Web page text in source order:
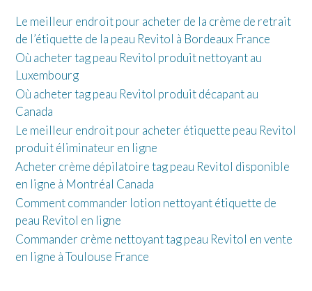
Le meilleur endroit pour acheter de la crème de retrait
de l’étiquette de la peau Revitol à Bordeaux France
Où acheter tag peau Revitol produit nettoyant au
Luxembourg
Où acheter tag peau Revitol produit décapant au
Canada
Le meilleur endroit pour acheter étiquette peau Revitol
produit éliminateur en ligne
Acheter crème dépilatoire tag peau Revitol disponible
en ligne à Montréal Canada
Comment commander lotion nettoyant étiquette de
peau Revitol en ligne
Commander crème nettoyant tag peau Revitol en vente
en ligne à Toulouse France